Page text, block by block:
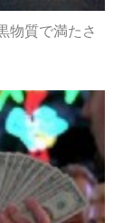
物質で満たさ